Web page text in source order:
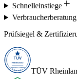
Schnelleinstiege
Prüfsiegel &
TÜV